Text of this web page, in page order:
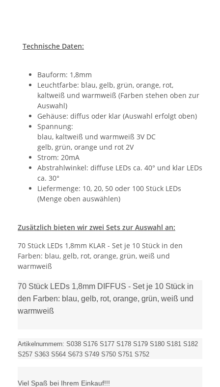
Technische Daten:
Bauform: 1,8mm
Leuchtfarbe: blau, gelb, grün, orange, rot,
kaltweiß und warmweiß (Farben stehen oben zur
Auswahl)
Gehäuse: diffus oder klar (Auswahl erfolgt oben)
Spannung:
blau, kaltweiß und warmweiß 3V DC
gelb, grün, orange und rot 2V
Strom: 20mA
Abstrahlwinkel: diffuse LEDs ca. 40° und klar LEDs
ca. 30°
Liefermenge: 10, 20, 50 oder 100 Stück LEDs
(Menge oben auswählen)
Zusätzlich bieten wir zwei Sets zur Auswahl an:
70 Stück LEDs 1,8mm KLAR - Set je 10 Stück in den
Farben: blau, gelb, rot, orange, grün, weiß und
warmweiß
70 Stück LEDs 1,8mm DIFFUS - Set je 10 Stück in
den Farben: blau, gelb, rot, orange, grün, weiß und
warmweiß
Artikelnummern: S038 S176 S177 S178 S179 S180 S181 S182
S257 S363 S564 S673 S749 S750 S751 S752
Viel Spaß bei Ihrem Einkauf!!!